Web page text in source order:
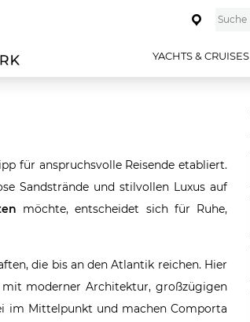
YACHTS & CRUISES
für anspruchsvolle Reisende etabliert.
Sandstrände und stilvollen Luxus auf
möchte, entscheidet sich für Ruhe,
die bis an den Atlantik reichen. Hier
moderner Architektur, großzügigen
im Mittelpunkt und machen Comporta